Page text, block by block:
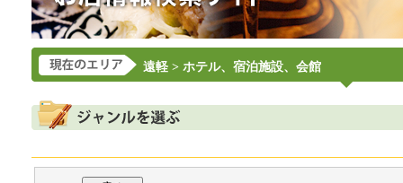
遠軽 > ホテル、宿泊施設、会館